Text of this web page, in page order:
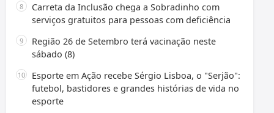
Carreta da Inclusão chega a Sobradinho com
serviços gratuitos para pessoas com deficiência
Região 26 de Setembro terá vacinação neste
sábado (8)
Esporte em Ação recebe Sérgio Lisboa, o "Serjão":
futebol, bastidores e grandes histórias de vida no
esporte